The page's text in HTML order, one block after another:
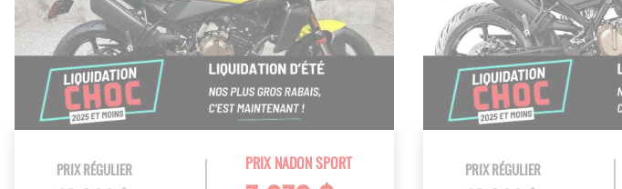
PRIX NADON SPORT
PRIX RÉGULIER PRIX RÉGULIER